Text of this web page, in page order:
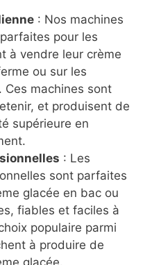
: Nos machines
pour les
à vendre leur crème
ou sur les
Ces machines sont
et produisent de
supérieure en
: Les
sont parfaites
glacée en bac ou
fiables et faciles à
populaire parmi
à produire de